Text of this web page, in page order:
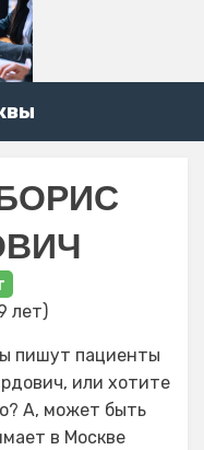
лет)
пишут пациенты
или хотите
А, может быть
в Москве